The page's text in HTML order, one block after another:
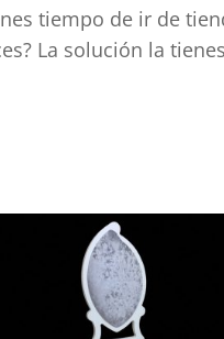
tiempo de ir de
La solución la